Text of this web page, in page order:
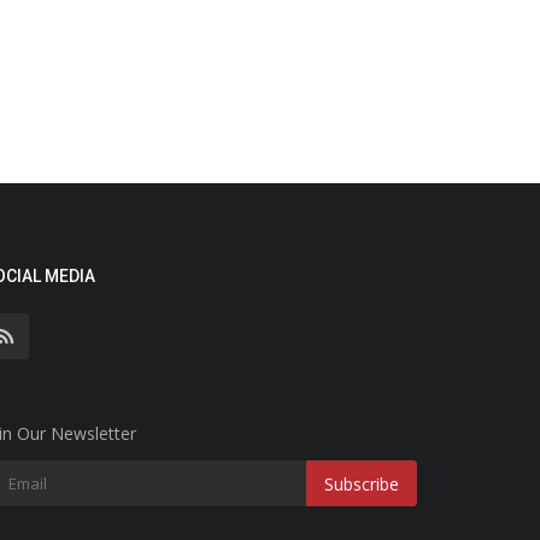
MEDIA
Our Newsletter
Subscribe